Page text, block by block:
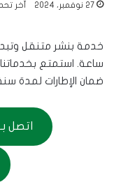
27 نوفمبر، 2024 آخر تحديث: 27
ساعة. استمتع
ضمان الإطارات لمدة
اتصل بـ